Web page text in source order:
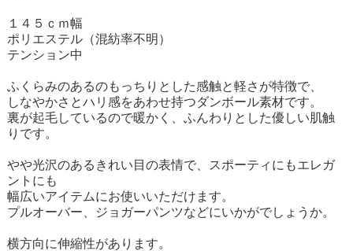
１４５ｃｍ幅
ポリエステル（混紡率不明）
テンション中
ふくらみのあるのもっちりとした感触と軽さが特徴で、
しなやかさとハリ感をあわせ持つダンボール素材です。
裏が起毛しているので暖かく、ふんわりとした優しい肌触
りです。
やや光沢のあるきれい目の表情で、スポーティにもエレガ
ントにも
幅広いアイテムにお使いいただけます。
プルオーバー、ジョガーパンツなどにいかがでしょうか。
横方向に伸縮性があります。